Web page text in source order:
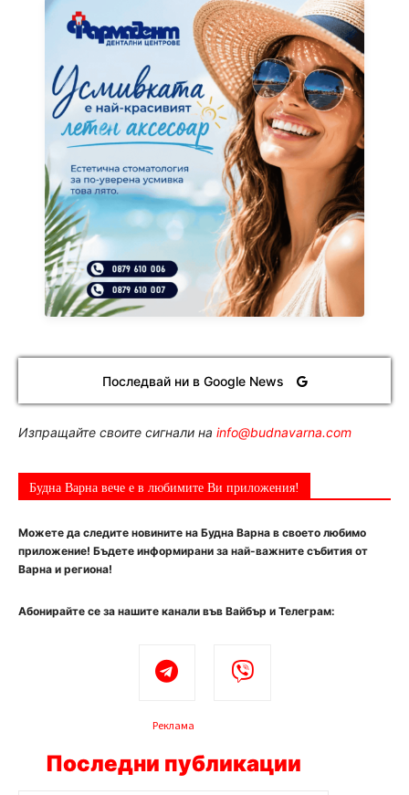
Последвай ни в Google News
Изпращайте своите сигнали на info@budnavarna.com
Будна Варна вече е в любимите Ви приложения!
Можете да следите новините на Будна Варна в своето любимо
приложение! Бъдете информирани за най-важните събития от
Варна и региона!
Абонирайте се за нашите канали във Вайбър и Телеграм:
Реклама
Последни публикации